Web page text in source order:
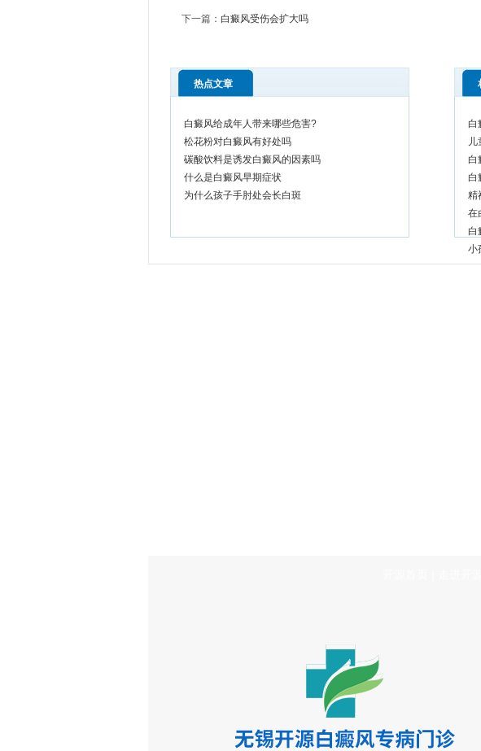
下一篇： 白癜风受伤会扩大吗
热点文章
白癜风给成年人带来哪些危害?
松花粉对白癜风有好处吗
碳酸饮料是诱发白癜风的因素吗
什么是白癜风早期症状
为什么孩子手肘处会长白斑
白
儿
白
白
精
在
白
小
吃